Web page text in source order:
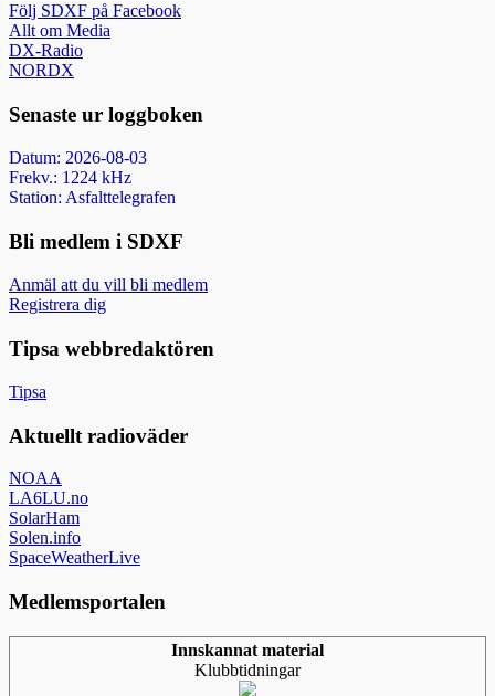
Följ SDXF på Facebook
Allt om Media
DX-Radio
NORDX
Senaste ur loggboken
Datum: 2026-08-03
Frekv.: 1224 kHz
Station: Asfalttelegrafen
Bli medlem i SDXF
Anmäl att du vill bli medlem
Registrera dig
Tipsa webbredaktören
Tipsa
Aktuellt radioväder
NOAA
LA6LU.no
SolarHam
Solen.info
SpaceWeatherLive
Medlemsportalen
Innskannat material
Klubbtidningar